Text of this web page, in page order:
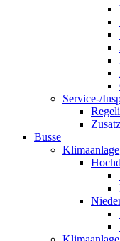
Service-/
Busse